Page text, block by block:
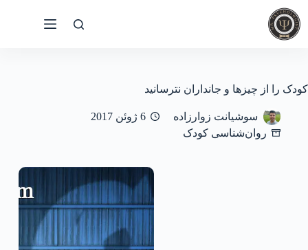
پرش
به
محتوا
کودک را از چیزها و جانداران نترسانید
سوشیانت زوارزاده
6 ژوئن 2017
روان‌شناسی کودک